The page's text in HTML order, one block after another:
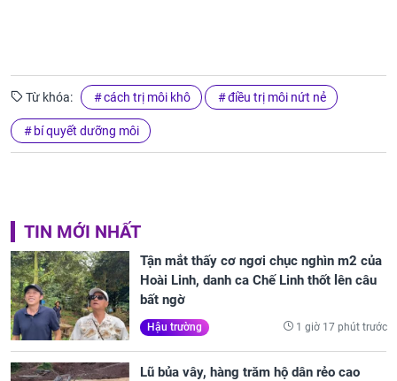
Từ khóa: cách trị môi khô điều trị môi nứt nẻ
bí quyết dưỡng môi
TIN MỚI NHẤT
Tận mắt thấy cơ ngơi chục nghìn m2 của
Hoài Linh, danh ca Chế Linh thốt lên câu
bất ngờ
Hậu trường 1 giờ 17 phút trước
Lũ bủa vây, hàng trăm hộ dân rẻo cao